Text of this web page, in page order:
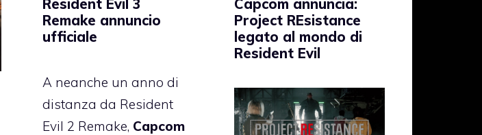
Resident Evil 3
Remake annuncio
ufficiale
A neanche un anno di
distanza da Resident
Evil 2 Remake, Capcom
Capcom annuncia:
Project REsistance
legato al mondo di
Resident Evil